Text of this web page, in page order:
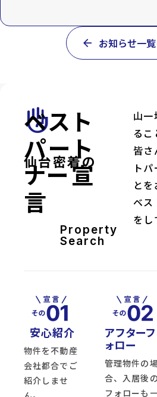
arrow_back お知らせ一
front_hand
仙台密着の
ベスト
パート
ナー宣
言
Property
Search
山一
るこ
皆さ
ト
と
ベス
をし
安心紹介
物件を不動産
会社都合でご
紹介しませ
アフターフ
ォロー
管理物件の
合、入居後の
フォローも